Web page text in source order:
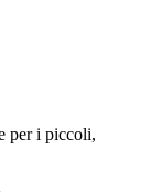
per i piccoli,